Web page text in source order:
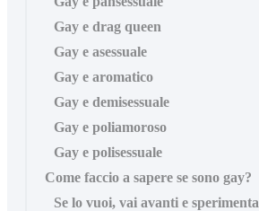
Gay e drag queen
Gay e asessuale
Gay e aromatico
Gay e demisessuale
Gay e poliamoroso
Gay e polisessuale
Come faccio a sapere se sono gay?
Se lo vuoi, vai avanti e sperimenta